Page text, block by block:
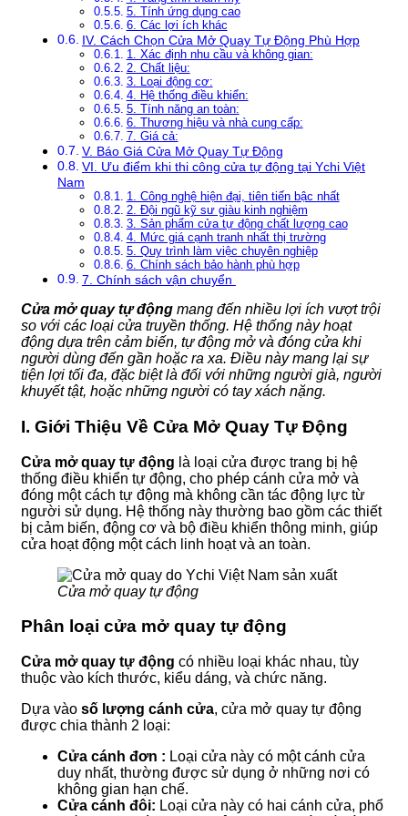
5. Tính ứng dụng cao
6. Các lợi ích khác
IV. Cách Chọn Cửa Mở Quay Tự Động Phù Hợp
1. Xác định nhu cầu và không gian:
2. Chất liệu:
3. Loại động cơ:
4. Hệ thống điều khiển:
5. Tính năng an toàn:
6. Thương hiệu và nhà cung cấp:
7. Giá cả:
V. Báo Giá Cửa Mở Quay Tự Động
VI. Ưu điểm khi thi công cửa tự động tại Ychi Việt
Nam
1. Công nghệ hiện đại, tiên tiến bậc nhất
2. Đội ngũ kỹ sư giàu kinh nghiệm
3. Sản phẩm cửa tự động chất lượng cao
4. Mức giá cạnh tranh nhất thị trường
5. Quy trình làm việc chuyên nghiệp
6. Chính sách bảo hành phù hợp
7. Chính sách vận chuyển
Cửa mở quay tự động mang đến nhiều lợi ích vượt trội
so với các loại cửa truyền thống. Hệ thống này hoạt
động dựa trên cảm biến, tự động mở và đóng cửa khi
người dùng đến gần hoặc ra xa. Điều này mang lại sự
tiện lợi tối đa, đặc biệt là đối với những người già, người
khuyết tật, hoặc những người có tay xách nặng.
I. Giới Thiệu Về Cửa Mở Quay Tự Động
Cửa mở quay tự động là loại cửa được trang bị hệ
thống điều khiển tự động, cho phép cánh cửa mở và
đóng một cách tự động mà không cần tác động lực từ
người sử dụng. Hệ thống này thường bao gồm các thiết
bị cảm biến, động cơ và bộ điều khiển thông minh, giúp
cửa hoạt động một cách linh hoạt và an toàn.
Cửa mở quay tự động
Phân loại cửa mở quay tự động
Cửa mở quay tự động có nhiều loại khác nhau, tùy
thuộc vào kích thước, kiểu dáng, và chức năng.
Dựa vào số lượng cánh cửa, cửa mở quay tự động
được chia thành 2 loại:
Cửa cánh đơn : Loại cửa này có một cánh cửa
duy nhất, thường được sử dụng ở những nơi có
không gian hạn chế.
Cửa cánh đôi: Loại cửa này có hai cánh cửa, phổ